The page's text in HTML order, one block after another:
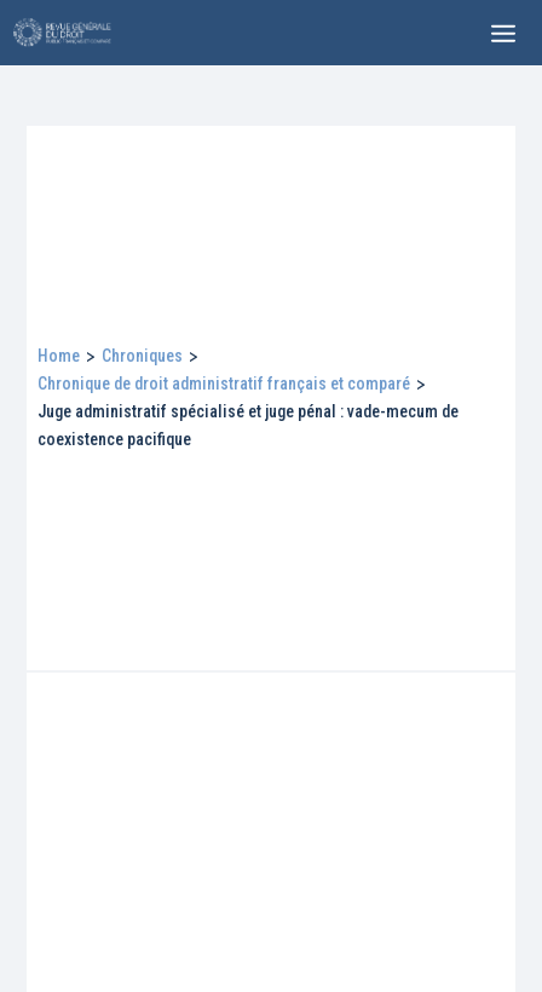
Home > Chroniques >
Chronique de droit administratif français et comparé >
Juge administratif spécialisé et juge pénal : vade-mecum de
coexistence pacifique